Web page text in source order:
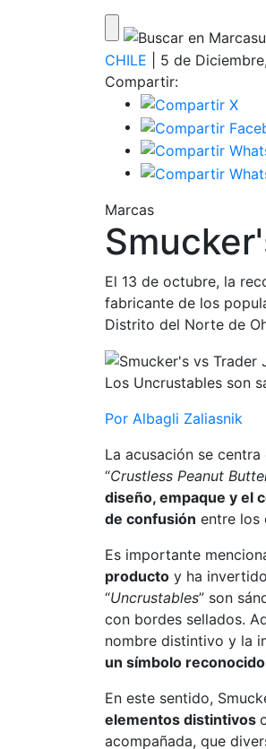
CHILE | 5 de
Compartir:
Marcas
El 13 de octubre, la
fabricante de los
Distrito del Norte de
Los Uncrustables son
Por Albagli Zaliasnik
La acusación se
“Crustless Peanut
diseño, empaque y el
de confusión entre los
Es importante
producto y ha
“Uncrustables” son
con bordes sellados.
nombre distintivo y la
un símbolo
En este sentido,
elementos distintivos
acompañada, que